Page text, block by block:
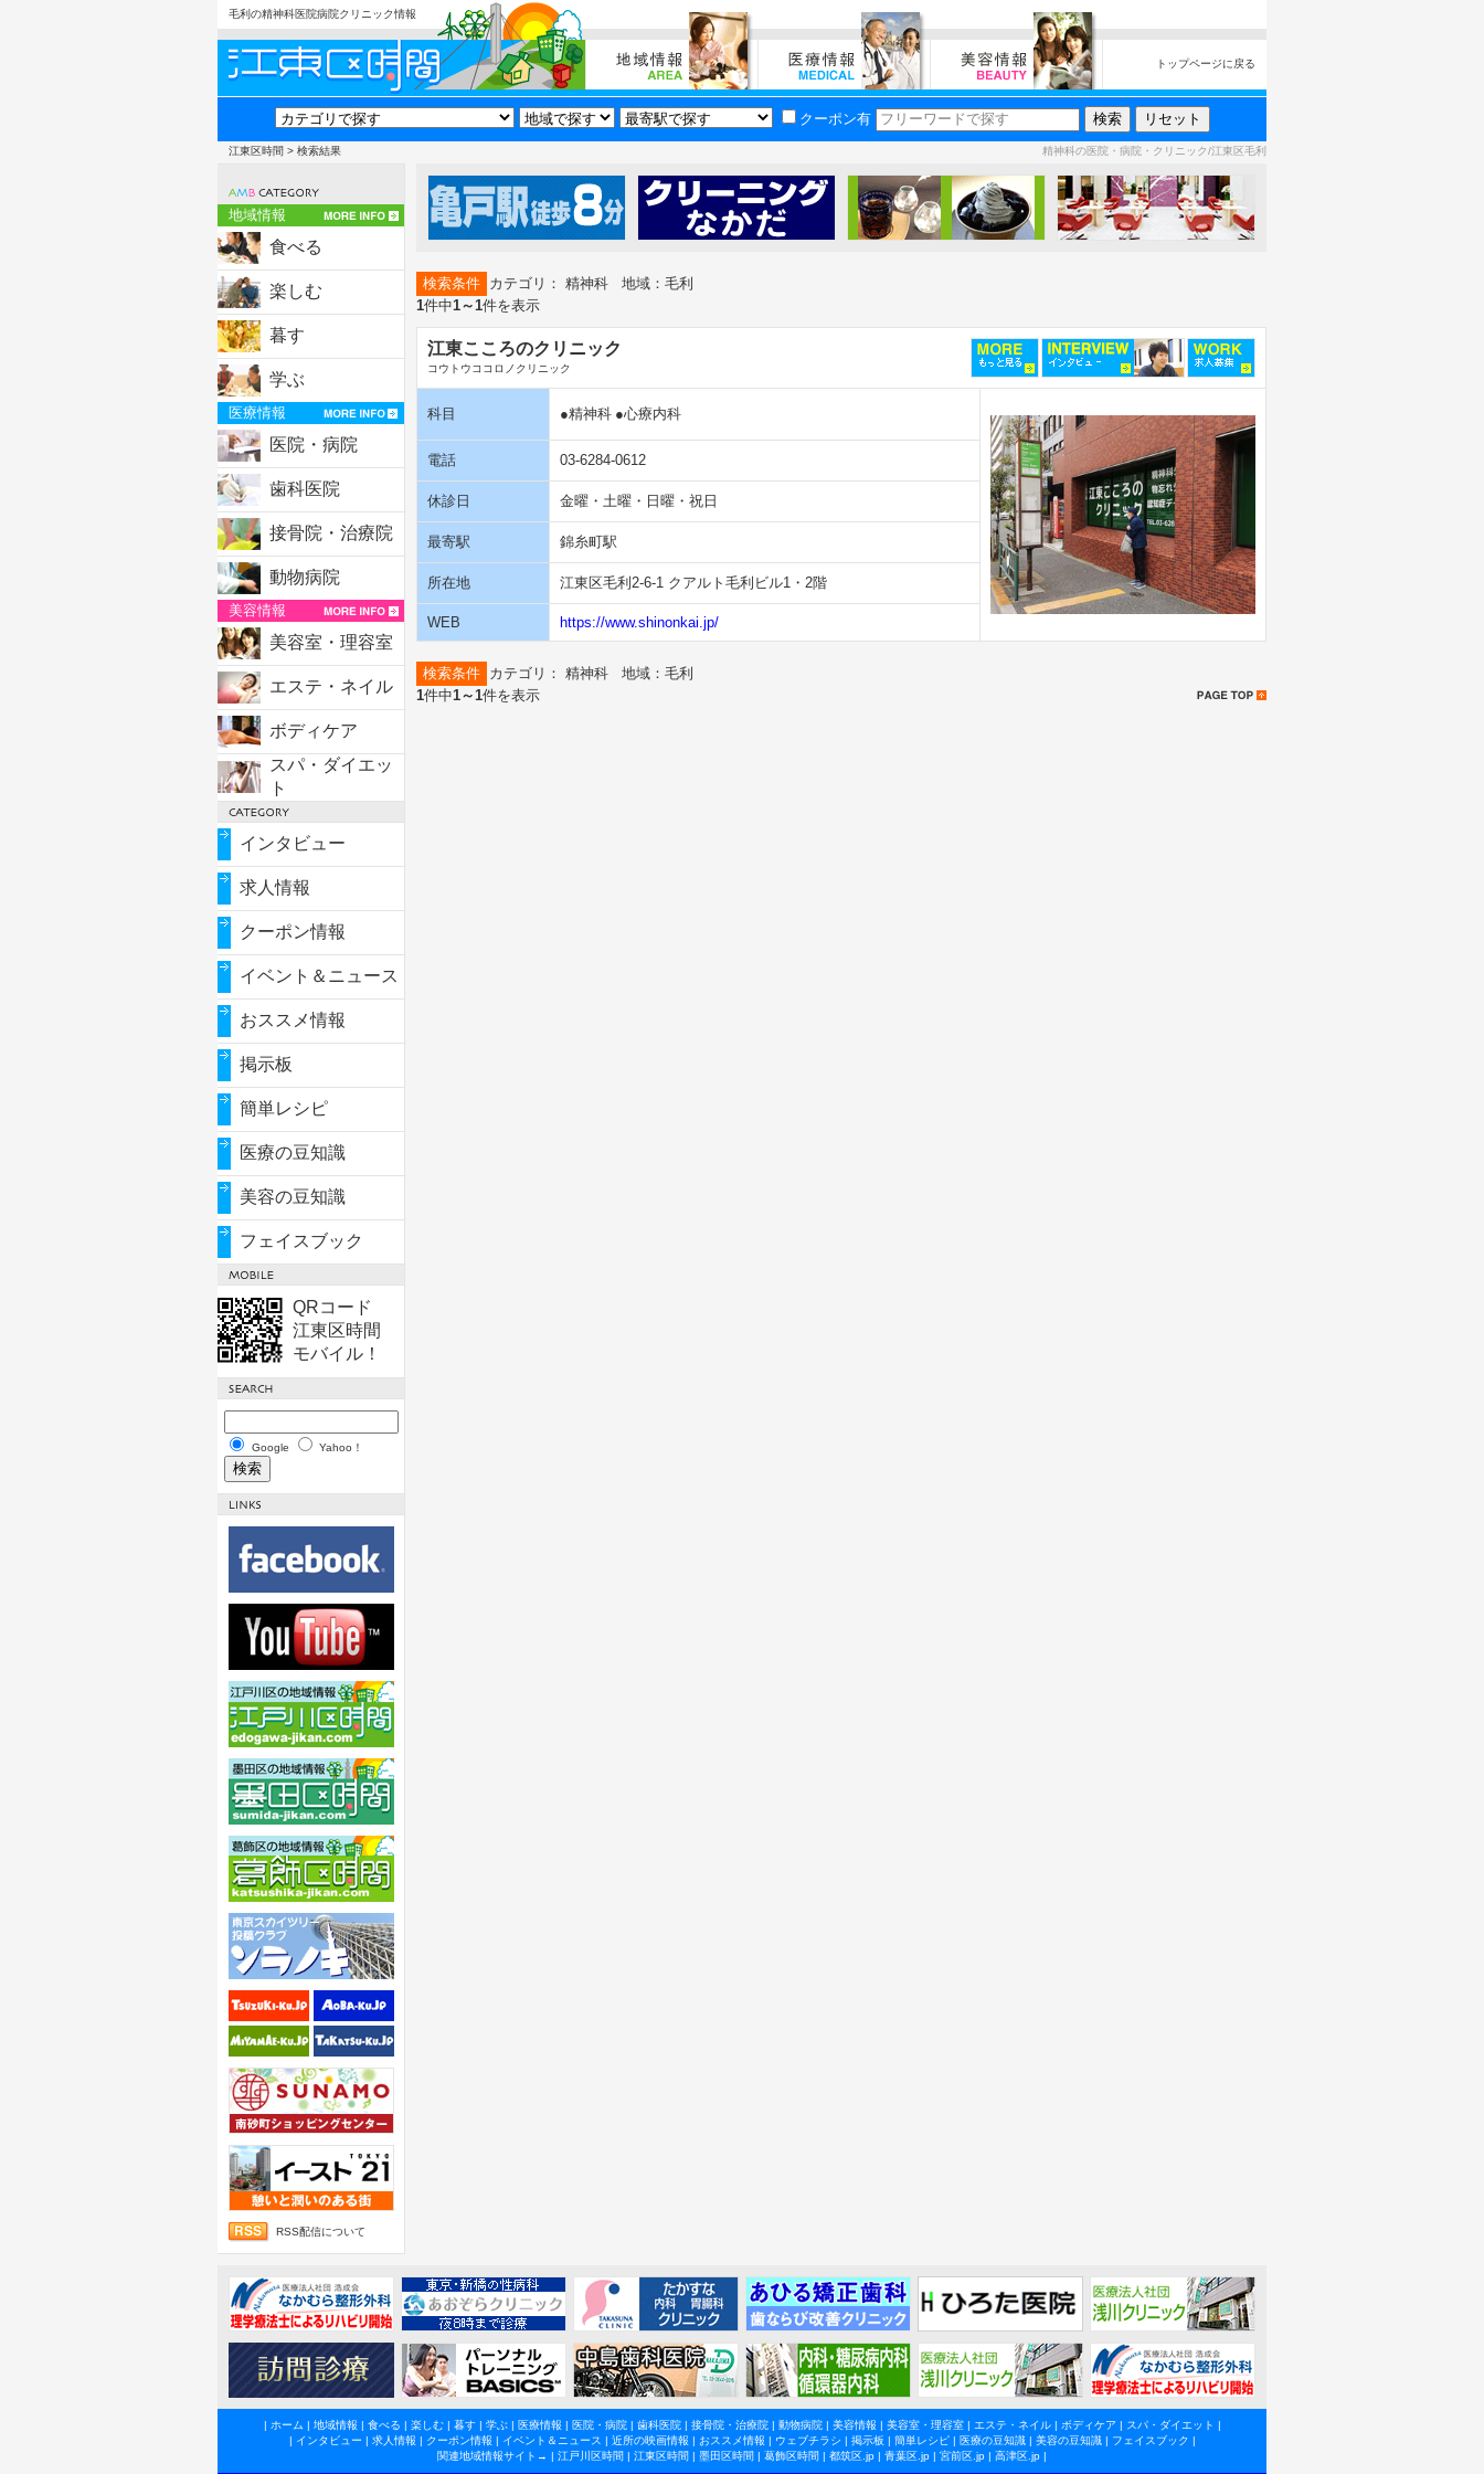
毛利の精神科医院病院クリニック情報
トップページに戻る
クーポン有
江東区時間 > 検索結果 精神科の医院・病院・クリニック/江東区毛利
地域情報
食べる
楽しむ
暮す
学ぶ
医療情報
医院・病院
歯科医院
接骨院・治療院
動物病院
美容情報
美容室・理容室
エステ・ネイル
ボディケア
スパ・ダイエッ
ト
インタビュー
求人情報
クーポン情報
イベント＆ニュース
おススメ情報
掲示板
簡単レシピ
医療の豆知識
美容の豆知識
フェイスブック
QRコード
江東区時間
モバイル！
Google Yahoo！
RSS配信について
検索条件 カテゴリ： 精神科 地域：毛利
1件中1～1件を表示
江東こころのクリニック
コウトウココロノクリニック
科目 ●精神科 ●心療内科
電話 03-6284-0612
休診日 金曜・土曜・日曜・祝日
最寄駅 錦糸町駅
所在地 江東区毛利2-6-1 クアルト毛利ビル1・2階
WEB https://www.shinonkai.jp/
検索条件 カテゴリ： 精神科 地域：毛利
1件中1～1件を表示
| ホーム | 地域情報 | 食べる | 楽しむ| 暮す| 学ぶ| 医療情報 | 医院・病院| 歯科医院| 接骨院・治療院| 動物病院| 美容情報 | 美容室・理容室| エステ・ネイル| ボディケア | スパ・ダイエット |
| インタビュー | 求人情報 | クーポン情報 | イベント＆ニュース | 近所の映画情報 | おススメ情報 | ウェブチラシ | 掲示板 | 簡単レシピ| 医療の豆知識| 美容の豆知識| フェイスブック |
関連地域情報サイト→ | 江戸川区時間 | 江東区時間 | 墨田区時間 | 葛飾区時間 | 都筑区.jp | 青葉区.jp | 宮前区.jp | 高津区.jp |